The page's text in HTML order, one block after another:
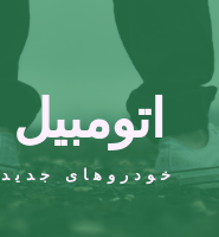
اتومبیل
خودروهای جدید